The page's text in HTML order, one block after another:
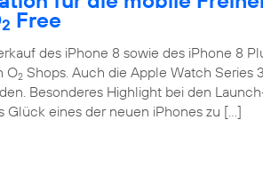
2 Free
des iPhone 8 sowie des iPhone 8
O2 Shops. Auch die Apple Watch Series
Besonderes Highlight bei den
Glück eines der neuen iPhones zu […]